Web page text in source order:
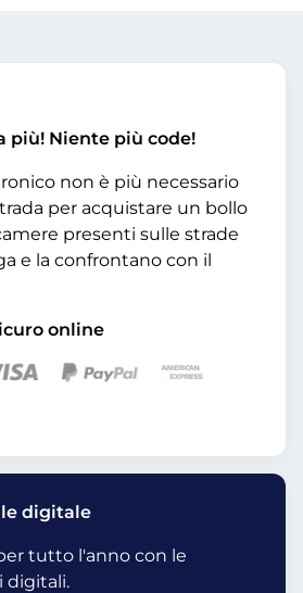
più! Niente più code!
non è più necessario
per acquistare un bollo
presenti sulle strade
e la confrontano con il
online
digitale
tutto l'anno con le
digitali.